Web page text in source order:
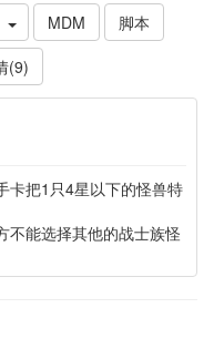
MDM
脚本
(9)
把1只4星以下的怪兽特
能选择其他的战士族怪